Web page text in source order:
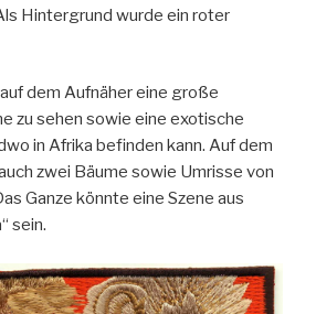
Hintergrund wurde ein roter
dem Aufnäher eine große
zu sehen sowie eine exotische
in Afrika befinden kann. Auf dem
zwei Bäume sowie Umrisse von
Ganze könnte eine Szene aus
sein.